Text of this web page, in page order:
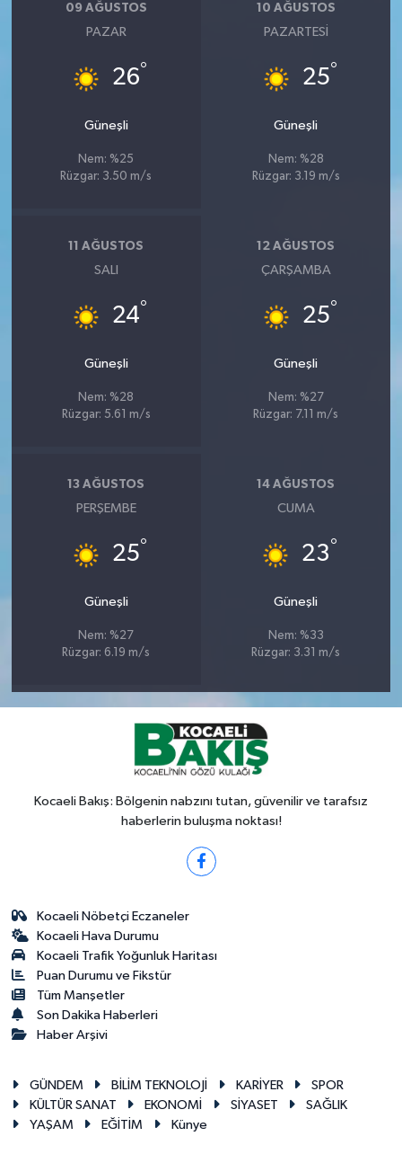
09 AĞUSTOS
PAZAR
26°
Güneşli
Nem: %25
Rüzgar: 3.50 m/s
10 AĞUSTOS
PAZARTESI
25°
Güneşli
Nem: %28
Rüzgar: 3.19 m/s
11 AĞUSTOS
SALI
24°
Güneşli
Nem: %28
Rüzgar: 5.61 m/s
12 AĞUSTOS
ÇARŞAMBA
25°
Güneşli
Nem: %27
Rüzgar: 7.11 m/s
13 AĞUSTOS
PERŞEMBE
25°
Güneşli
Nem: %27
Rüzgar: 6.19 m/s
14 AĞUSTOS
CUMA
23°
Güneşli
Nem: %33
Rüzgar: 3.31 m/s
Kocaeli Bakış: Bölgenin nabzını tutan, güvenilir ve tarafsız
haberlerin buluşma noktası!
Kocaeli Nöbetçi Eczaneler
Kocaeli Hava Durumu
Kocaeli Trafik Yoğunluk Haritası
Puan Durumu ve Fikstür
Tüm Manşetler
Son Dakika Haberleri
Haber Arşivi
GÜNDEM BİLİM TEKNOLOJİ KARİYER
SPOR
KÜLTÜR SANAT
EKONOMİ SİYASET
SAĞLIK
YAŞAM
EĞİTİM Künye